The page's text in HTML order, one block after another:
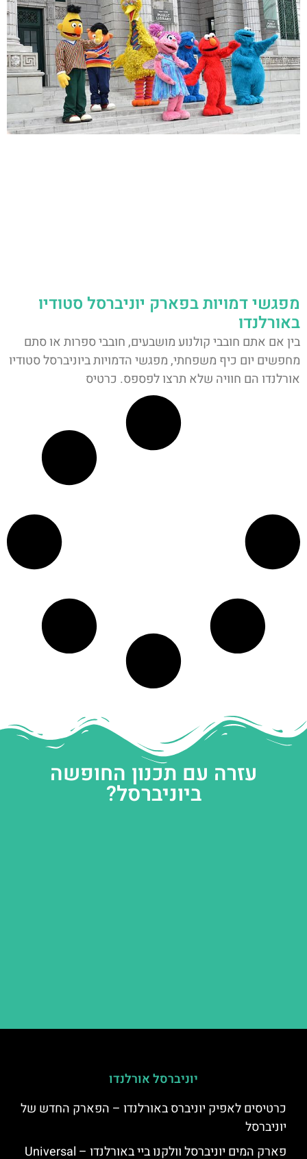
מפגשי דמויות בפארק יוניברסל סטודיו
באורלנדו
בין אם אתם חובבי קולנוע מושבעים, חובבי ספרות או סתם
מחפשים יום כיף משפחתי, מפגשי הדמויות ביוניברסל סטודיו
אורלנדו הם חוויה שלא תרצו לפספס. כרטיס
עזרה עם תכנון החופשה
ביוניברסל?
יוניברסל אורלנדו
כרטיסים לאפיק יוניברס באורלנדו – הפארק החדש של
יוניברסל
פארק המים יוניברסל וולקנו ביי באורלנדו – Universal